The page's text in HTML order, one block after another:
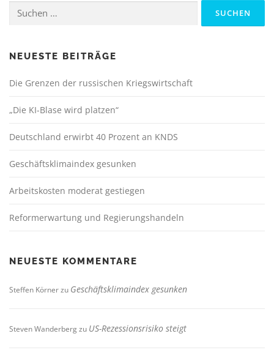
nach:
NEUESTE BEITRÄGE
Die Grenzen der russischen Kriegswirtschaft
„Die KI-Blase wird platzen“
Deutschland erwirbt 40 Prozent an KNDS
Geschäftsklimaindex gesunken
Arbeitskosten moderat gestiegen
Reformerwartung und Regierungshandeln
NEUESTE KOMMENTARE
Steffen Körnerzu Geschäftsklimaindex gesunken
Steven Wanderbergzu US-Rezessionsrisiko steigt